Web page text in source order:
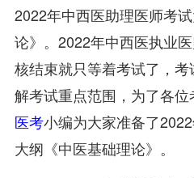
2022年中西医助理医师考
论》。2022年中西医执业
核结束就只等着考试了，
解考试重点范围，为了各位
医考小编为大家准备了
大纲《中医基础理论》。